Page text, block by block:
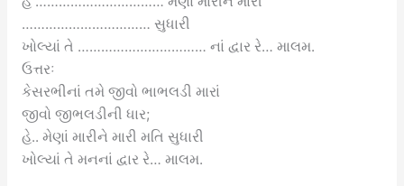
…………………………… સુધારી
ખોલ્યાં તે …………………………… નાં દ્વાર રે… માલમ.
ઉત્તરઃ
કેસરભીનાં તમે જીવો ભાભલડી મારાં
જીવો જીભલડીની ધાર;
હે.. મેણાં મારીને મારી મતિ સુધારી
ખોલ્યાં તે મનનાં દ્વાર રે… માલમ.